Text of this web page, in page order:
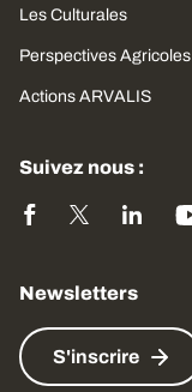
Les Culturales
Perspectives Agricoles
Actions ARVALIS
Suivez nous :
Newsletters
S'inscrire